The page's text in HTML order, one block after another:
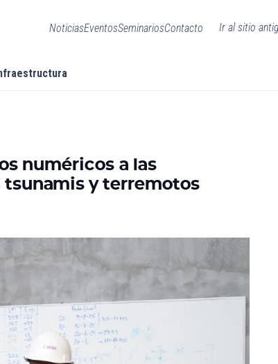
NoticiasEventosSeminariosContacto Ir al sitio
numéricos a las
y terremotos